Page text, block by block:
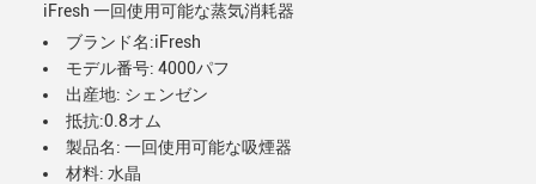
iFresh 一回使用可能な蒸気消耗器
ブランド名:iFresh
モデル番号: 4000パフ
出産地: シェンゼン
抵抗:0.8オム
製品名: 一回使用可能な吸煙器
材料: 水晶